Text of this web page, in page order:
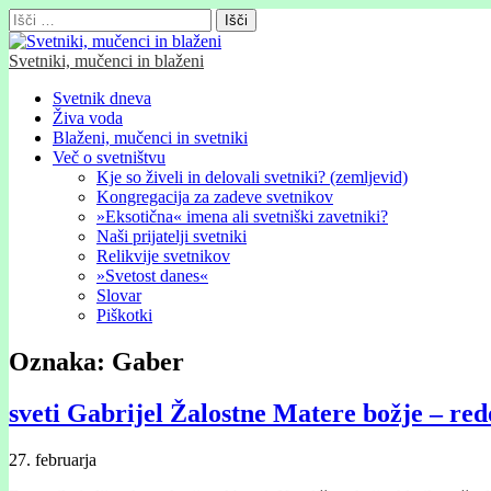
Išči:
Svetniki, mučenci in blaženi
Glavni
meni
Skip
content
Svetnik dneva
Živa voda
Blaženi, mučenci in svetniki
Več o svetništvu
Kje so živeli in delovali svetniki? (zemljevid)
Kongregacija za zadeve svetnikov
»Eksotična« imena ali svetniški zavetniki?
Naši prijatelji svetniki
Relikvije svetnikov
»Svetost danes«
Slovar
Piškotki
Oznaka: Gaber
sveti Gabrijel Žalostne Matere božje –
27. februarja